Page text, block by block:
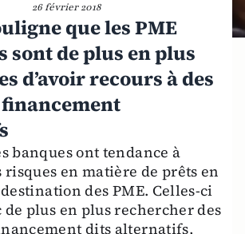
26 février 2018
que les PME
sont de plus en plus
d’avoir recours à des
financement
banques ont tendance à
en matière de prêts en
des PME. Celles-ci
plus en plus rechercher des
dits alternatifs,